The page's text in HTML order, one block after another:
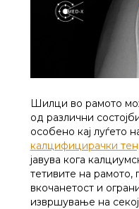
Шилци во рамото
од различни
особено кај луѓето
калцифицирачки
јавува кога
тетивите на рамото,
вкочанетост и
извршување на